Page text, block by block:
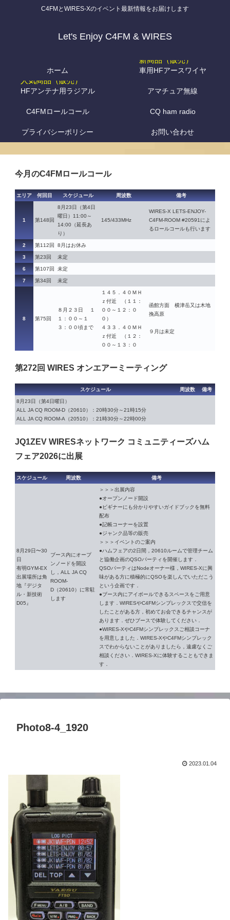
C4FMとWIRES-Xのイベント最新情報をお届けします
Let's Enjoy C4FM & WIRES
ホーム 車用HFアースワイヤ
HFアンテナ用ラジアル アマチュア無線
C4FMロールコール CQ ham radio
プライバシーポリシー お問い合わせ
今月のC4FMロールコール
エリア 何回目 スケジュール 周波数 備考
1 第148回
8月23日（第4日
曜日）11:00～
14:00（延長あ
り）
145/433MHz
WIRES-X LETS-ENJOY-
C4FM-ROOM #20591によ
るロールコールも行います
2 第112回 8月はお休み
3 第23回 未定
6 第107回 未定
7 第34回 未定
8 第75回
８月２３日 １
１：００～１
３：００頃まで
１４５．４０ＭＨ
ｚ付近 （１１：
００～１２：０
０）
４３３．４０ＭＨ
ｚ付近 （１２：
００～１３：０
函館方面 横津岳又は木地
挽高原
９月は未定
第272回 WIRES オンエアーミーティング
スケジュール 周波数 備考
8月23日（第4日曜日）
ALL JA CQ ROOM-D（20610）：20時30分～21時15分
ALL JA CQ ROOM-A（20510）：21時30分～22時00分
JQ1ZEV WIRESネットワーク コミュニティーズハム
フェア2026に出展
スケジュール 周波数 備考
8月29日〜30
日
有明GYM-EX
出展場所は角
地『デジタ
ル・新技術
D05』
ブース内にオープ
ンノードを開設
し，ALL JA CQ
ROOM-
D（20610）に常駐
します
＞＞＞出展内容
●オープンノード開設
●ビギナーにも分かりやすいガイドブックを無料
配布
●記帳コーナーを設置
●ジャンク品等の販売
＞＞＞イベントのご案内
●ハムフェアの2日間，20610ルームで管理チーム
と協働企画のQSOパーティを開催します．
QSOパーティはNodeオーナー様，WIRES-Xに興
味がある方に積極的にQSOを楽しんでいただこう
という企画です．
●ブース内にアイボールできるスペースをご用意
します．WIRESやC4FMシンプレックスで交信を
したことがある方，初めてお会できるチャンスが
あります．ぜひブースで体験してください．
●WIRES-XやC4FMシンプレックスご相談コーナ
を用意しました．WIRES-XやC4FMシンプレック
スでわからないことがありましたら，遠慮なくご
相談ください．WIRES-Xに体験することもできま
す．
Photo8-4_1920
2023.01.04